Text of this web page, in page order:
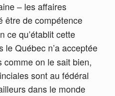
– les affaires
être de compétence
ce qu’établit cette
Québec n’a acceptée
comme on le sait bien,
sont au fédéral
dans le monde